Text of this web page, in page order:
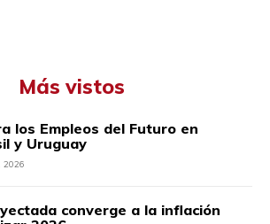
Más vistos
los Empleos del Futuro en
y Uruguay
2026
converge a la inflación